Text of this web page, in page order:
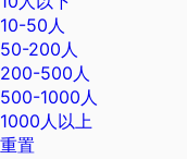
10-50人
50-200人
200-500人
500-1000人
1000人以上
重置